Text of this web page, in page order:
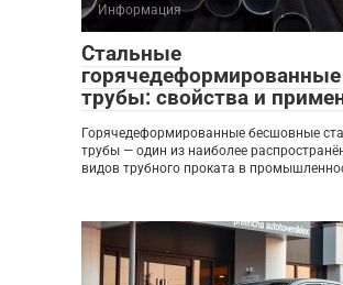
Информация
Стальные
горячедеформированные
трубы: свойства и
Горячедеформированные бесшовные
трубы — один из наиболее
видов трубного проката в